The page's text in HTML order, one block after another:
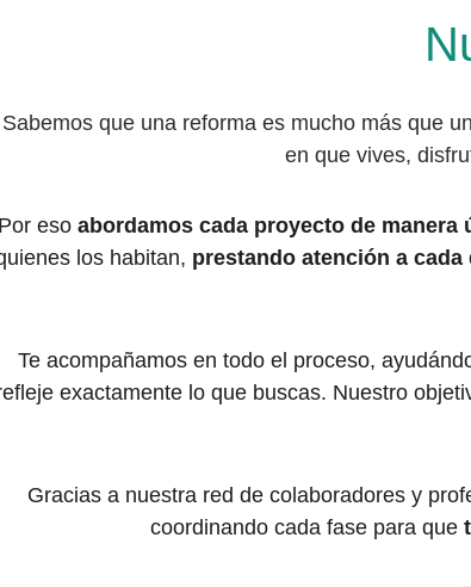
Sabemos que una reforma es mucho más que
en que vives,
Por eso abordamos cada proyecto de manera
los habitan, prestando atención a cada
Te acompañamos en todo el proceso,
exactamente lo que buscas. Nuestro
Gracias a nuestra red de colaboradores y
coordinando cada fase para que